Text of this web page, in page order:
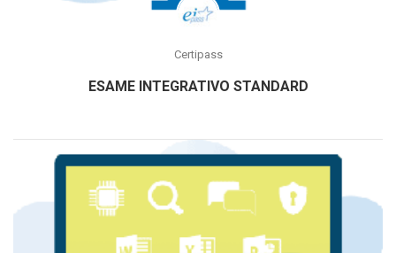
Certipass
ESAME INTEGRATIVO STANDARD